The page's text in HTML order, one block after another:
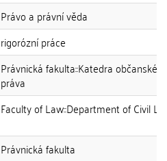
Právo a právní věda
rigorózní práce
Právnická fakulta::Katedra
práva
Faculty of Law::Department of Civil
Právnická fakulta